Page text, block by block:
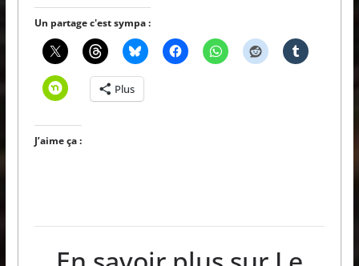
Un partage c'est sympa :
Plus
J’aime ça :